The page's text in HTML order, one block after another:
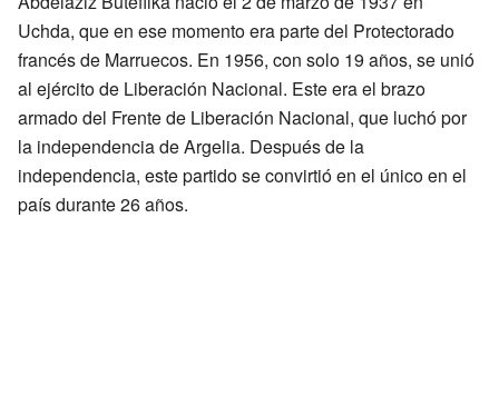
Uchda, que en ese momento era parte del Protectorado
francés de Marruecos. En 1956, con solo 19 años, se unió
al ejército de Liberación Nacional. Este era el brazo
armado del Frente de Liberación Nacional, que luchó por
la independencia de Argelia. Después de la
independencia, este partido se convirtió en el único en el
país durante 26 años.